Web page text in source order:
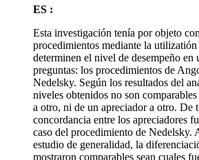
ES :
Esta investigación tenía por objeto
procedimientos mediante la utilizatión
determinen el nivel de desempeño en
preguntas: los procedimientos de
Nedelsky. Según los resultados del
niveles obtenidos no son
a otro, ni de un apreciador a otro. De
concordancia entre los apreciadores
caso del procedimiento de Nedelsky.
estudio de generalidad, la
mostraron comparables sean cuales